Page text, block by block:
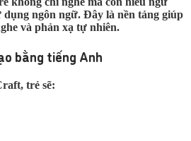
dụng ngôn ngữ. Đây là nền tảng giúp
và phản xạ tự nhiên.
bằng tiếng Anh
trẻ sẽ: